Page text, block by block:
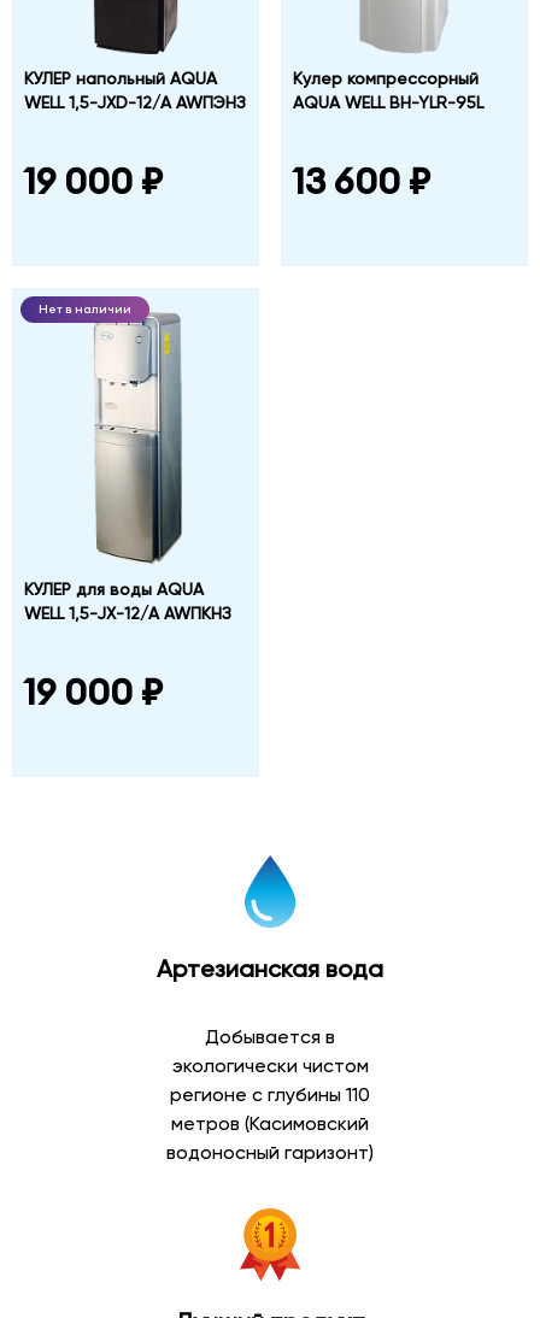
КУЛЕР напольный AQUA
WELL 1,5-JXD-12/A AWПЭНЗ
19 000 ₽
Кулер компрессорный
AQUA WELL BH-YLR-95L
13 600 ₽
Нет в наличии
КУЛЕР для воды AQUA
WELL 1,5-JX-12/A AWПКНЗ
19 000 ₽
Артезианская вода
Добывается в
экологически чистом
регионе с глубины 110
метров (Касимовский
водоносный гаризонт)